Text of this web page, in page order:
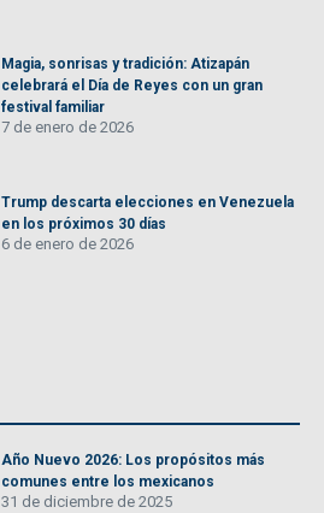
Magia, sonrisas y tradición: Atizapán
celebrará el Día de Reyes con un gran
festival familiar
7 de enero de 2026
Trump descarta elecciones en Venezuela
en los próximos 30 días
6 de enero de 2026
Año Nuevo 2026: Los propósitos más
comunes entre los mexicanos
31 de diciembre de 2025